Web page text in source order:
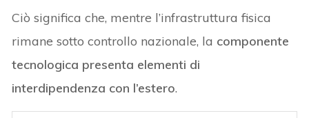
Ciò significa che, mentre l’infrastruttura fisica
rimane sotto controllo nazionale, la componente
tecnologica presenta elementi di
interdipendenza con l’estero.